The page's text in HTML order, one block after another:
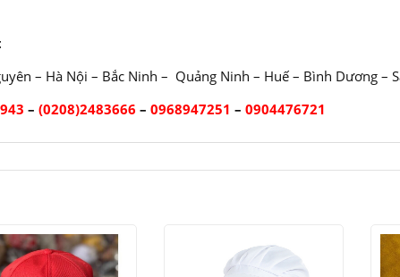
– Hà Nội – Bắc Ninh – Quảng Ninh – Huế – Bình Dương –
– (0208)2483666 – 0968947251 – 0904476721